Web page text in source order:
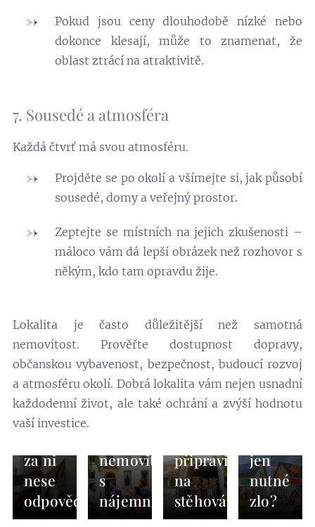
Pokud jsou ceny dlouhodobě nízké nebo
dokonce klesají, může to znamenat, že
oblast ztrácí na atraktivitě.
7. Sousedé a atmosféra
Každá čtvrť má svou atmosféru.
Projděte se po okolí a všímejte si, jak působí
sousedé, domy a veřejný prostor.
Zeptejte se místních na jejich zkušenosti –
máloco vám dá lepší obrázek než rozhovor s
někým, kdo tam opravdu žije.
Lokalita je často důležitější než samotná
nemovitost. Prověřte dostupnost dopravy,
občanskou vybavenost, bezpečnost, budoucí rozvoj
a atmosféru okolí. Dobrá lokalita vám nejen usnadní
každodenní život, ale také ochrání a zvýší hodnotu
vaší investice.
04.08.2026
Co je
to
skrytá
vada
nemovitosti
za ni
nese
odpovědnost?
10.03.2026
nemovitost
s
nájemníkem?
připravit
na
stěhování?
24.02.2026
jen
nutné
zlo?